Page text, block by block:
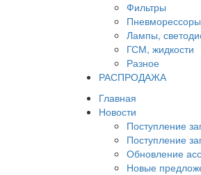
Фильтры
Лампы,
ГСМ, жидкости
Разное
РАСПРОДАЖА
Главная
Новости
Поступление
Поступление
Обновление
Новые